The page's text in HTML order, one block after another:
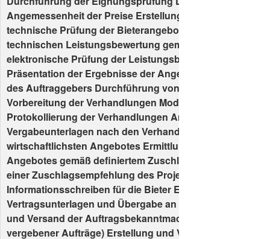
Angemessenheit der Preise Erstellung eines
technische Prüfung der Bieterangebote Durchführung
technischen Leistungsbewertung gemäß
elektronische Prüfung der Leistungsbewertung
Präsentation der Ergebnisse der Angebotsprüfung im
des Auftraggebers Durchführung von
Vorbereitung der Verhandlungen Moderation der
Protokollierung der Verhandlungen Anpassung der
Vergabeunterlagen nach den Verhandlungen Ermittlung
wirtschaftlichsten Angebotes Ermittlung des
Angebotes gemäß definiertem Zuschlagskriterium
einer Zuschlagsempfehlung des Projektteams Erstellung
Informationsschreiben für die Bieter Erstellung der
Vertragsunterlagen und Übergabe an den Auftraggeber
und Versand der Auftragsbekanntmachung
vergebener Aufträge) Erstellung und Versand der